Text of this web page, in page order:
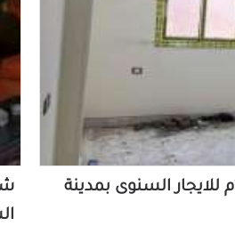
شقة سكنية 130م للايجار السنوى بمدينة